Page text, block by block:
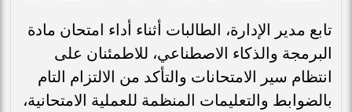
تابع مدير الإدارة، الطالبات أثناء أداء امتحان مادة
البرمجة والذكاء الاصطناعي، للاطمئنان على
انتظام سير الامتحانات والتأكد من الالتزام التام
بالضوابط والتعليمات المنظمة للعملية الامتحانية،